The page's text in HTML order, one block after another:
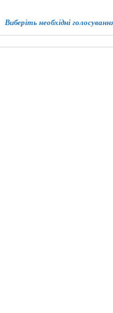
Виберіть необхідні